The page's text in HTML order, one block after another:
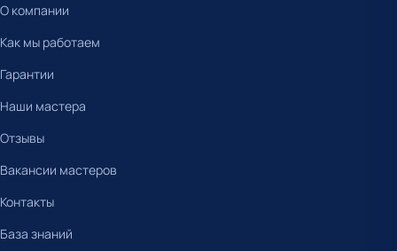
О компании
Как мы работаем
Гарантии
Наши мастера
Отзывы
Вакансии мастеров
Контакты
База знаний